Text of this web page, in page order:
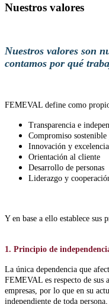
Nuestros valores
Nuestros valores son
contamos por qué
FEMEVAL define como
Transparencia e
Compromiso
Innovación y excelencia
Orientación al cliente
Desarrollo de personas
Liderazgo y
Y en base a ello establece sus
1. Principio de
La única dependencia que
FEMEVAL es respecto de sus
empresas, por lo que en su
independiente de toda